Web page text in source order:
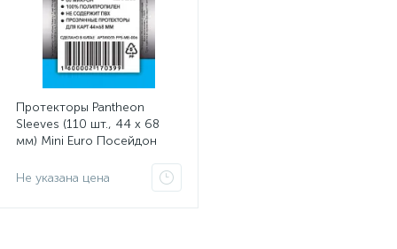
Протекторы Pantheon
Sleeves (110 шт., 44 x 68
мм) Mini Euro Посейдон
Не указана цена